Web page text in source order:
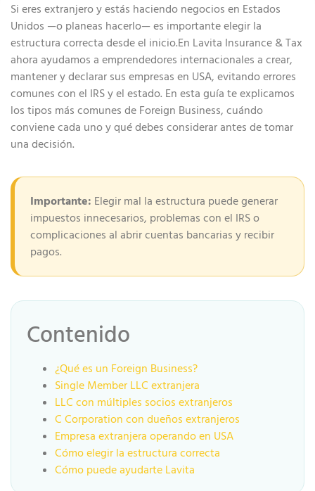
Si eres extranjero y estás haciendo negocios en Estados
Unidos —o planeas hacerlo— es importante elegir la
estructura correcta desde el inicio.En Lavita Insurance & Tax
ahora ayudamos a emprendedores internacionales a crear,
mantener y declarar sus empresas en USA, evitando errores
comunes con el IRS y el estado. En esta guía te explicamos
los tipos más comunes de Foreign Business, cuándo
conviene cada uno y qué debes considerar antes de tomar
una decisión.
Importante: Elegir mal la estructura puede generar
impuestos innecesarios, problemas con el IRS o
complicaciones al abrir cuentas bancarias y recibir
pagos.
Contenido
¿Qué es un Foreign Business?
Single Member LLC extranjera
LLC con múltiples socios extranjeros
C Corporation con dueños extranjeros
Empresa extranjera operando en USA
Cómo elegir la estructura correcta
Cómo puede ayudarte Lavita